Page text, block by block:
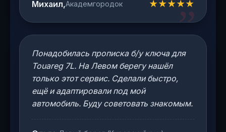
Михаил,Академгородок ★★★★★
Понадобилась прописка б/у ключа для
Touareg 7L. На Левом берегу нашёл
только этот сервис. Сделали быстро,
ещё и адаптировали под мой
автомобиль. Буду советовать знакомым.